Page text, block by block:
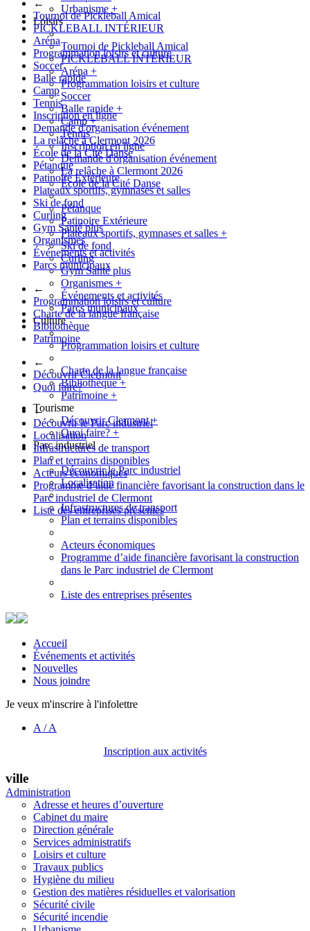
←
Tournoi de Pickleball Amical
PICKLEBALL INTÉRIEUR
Aréna
Programmation loisirs et culture
Soccer
Balle rapide
Camp
Tennis
Inscription en ligne
Demande d'organisation événement
La relâche à Clermont 2026
École de la Cité Danse
Pétanque
Patinoire Extérieure
Plateaux sportifs, gymnases et salles
Ski de fond
Curling
Gym Santé plus
Organismes
Événements et activités
Parcs municipaux
←
Programmation loisirs et culture
Charte de la langue française
Bibliothèque
Patrimoine
←
Découvrir Clermont
Quoi faire?
←
Découvrir le Parc industriel
Localisation
Infrastructures de transport
Plan et terrains disponibles
Acteurs économiques
Programme d’aide financière favorisant la construction dans le
Parc industriel de Clermont
Liste des entreprises présentes
Urbanisme +
Loisirs
Tournoi de Pickleball Amical
PICKLEBALL INTÉRIEUR
Aréna +
Programmation loisirs et culture
Soccer
Balle rapide +
Camp+
Tennis
Inscription en ligne
Demande d'organisation événement
La relâche à Clermont 2026
École de la Cité Danse
Pétanque
Patinoire Extérieure
Plateaux sportifs, gymnases et salles +
Ski de fond
Curling
Gym Santé plus
Organismes +
Événements et activités
Parcs municipaux
Culture
Programmation loisirs et culture
Charte de la langue française
Bibliothèque+
Patrimoine +
Tourisme
Découvrir Clermont+
Quoi faire? +
Parc industriel
Découvrir le Parc industriel
Localisation
Infrastructures de transport
Plan et terrains disponibles
Acteurs économiques
Programme d’aide financière favorisant la construction
dans le Parc industriel de Clermont
Liste des entreprises présentes
Accueil
Événements et activités
Nouvelles
Nous joindre
Je veux m'inscrire à l'infolettre
A /A
Inscription aux activités
ville
Administration
Adresse et heures d’ouverture
Cabinet du maire
Direction générale
Services administratifs
Loisirs et culture
Travaux publics
Hygiène du milieu
Gestion des matières résiduelles et valorisation
Sécurité civile
Sécurité incendie